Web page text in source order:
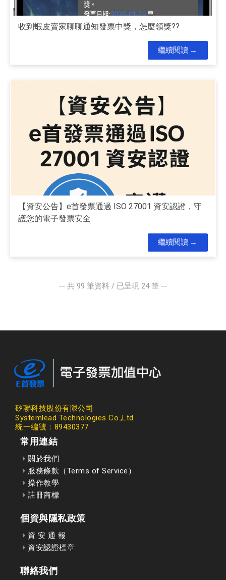
收到蝦皮賣家聊聊通知發票中獎，怎麼領獎??
繼續閱讀
【資安公告】e首發票通過 ISO 27001 資安認證，守
護您的電子發票安全
繼續閱讀
-- 共 99 筆資料 / 已呈現 24筆 --
矽聯科技股份有限公司
Systemlead Technologies Co.,Ltd
統一編號：89430377
常用連結
關於我們
服務條款（Terms of Service）
操作教學
註冊商標
個資與隱私政策
資 安 通 報
資安認證標章
聯絡我們